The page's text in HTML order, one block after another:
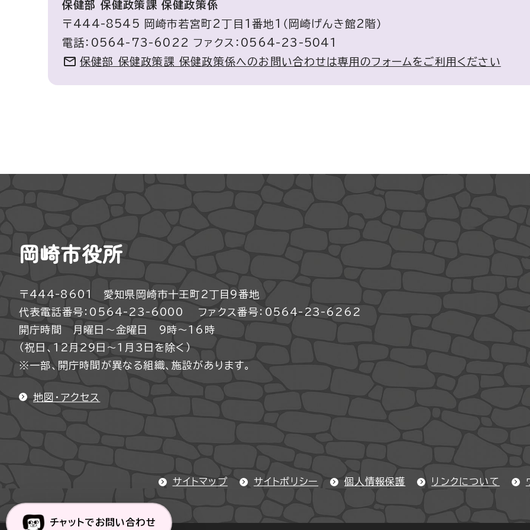
保健部 保健政策課 保健政策係
〒444-8545 岡崎市若宮町2丁目1番地1（岡崎げんき館2階）
電話：0564-73-6022 ファクス：0564-23-5041
保健部 保健政策課 保健政策係へのお問い合わせは専用のフォームをご利用ください
岡崎市役所
〒444-8601 愛知県岡崎市十王町2丁目9番地
代表電話番号：0564-23-6000
ファクス番号：0564-23-6262
開庁時間 月曜日～金曜日 9時～16時
（祝日、12月29日～1月3日を除く）
※一部、開庁時間が異なる組織、施設があります。
地図・アクセス
サイトマップ サイトポリシー 個人情報保護 リンクについて
チャットでお問い合わせ